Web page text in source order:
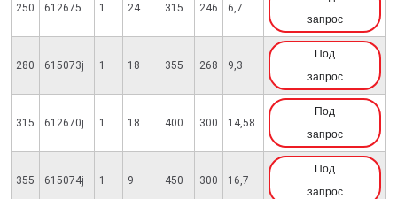
250 612675 1 24 315 246 6,7
запрос
280 615073j 1 18 355 268 9,3
Под
запрос
315 612670j 1 18 400 300 14,58
Под
запрос
355 615074j 1 9 450 300 16,7
Под
запрос